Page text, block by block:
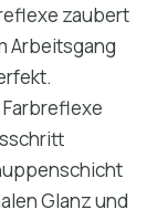
zaubert
Arbeitsgang
Glanz und